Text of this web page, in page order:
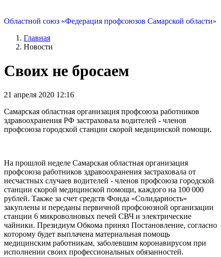
Областной союз «Федерация профсоюзов Самарской области»
Главная
Новости
Своих не бросаем
21 апреля 2020 12:16
Самарская областная организация профсоюза работников
здравоохранения РФ застраховала водителей - членов
профсоюза городской станции скорой медицинской помощи.
На прошлой неделе Самарская областная организация
профсоюза работников здравоохранения застраховала от
несчастных случаев водителей - членов профсоюза городской
станции скорой медицинской помощи, каждого на 100 000
рублей. Также за счет средств Фонда «Солидарность»
закуплены и переданы первичной профсоюзной организации
станции 6 микроволновых печей СВЧ и электрические
чайники. Президиум Обкома принял Постановление, согласно
которому будет выплачена материальная помощь
медицинским работникам, заболевшим коронавирусом при
исполнении своих профессиональных обязанностей.